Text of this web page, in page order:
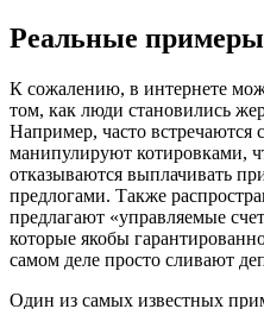
Реальные
К сожалению, в интернете
том, как люди становились
Например, часто встречаются
манипулируют котировками,
отказываются выплачивать
предлогами. Также
предлагают «управляемые
которые якобы
самом деле просто сливают
Один из самых известных